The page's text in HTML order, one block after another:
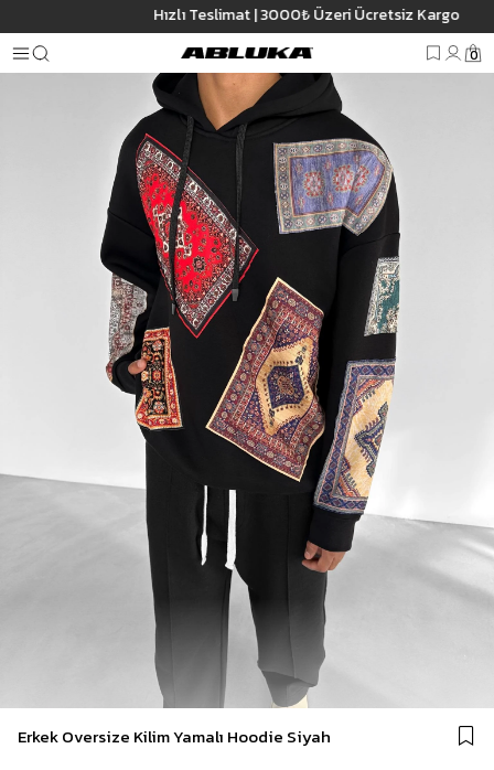
Hızlı Teslimat | 3000₺ Üzeri Ücretsiz Kargo
0
Üst Giyim Sweatshirt Hoodie / Kapüşonlu Erkek
Erkek Oversize Kilim Yamalı Hoodie Siyah